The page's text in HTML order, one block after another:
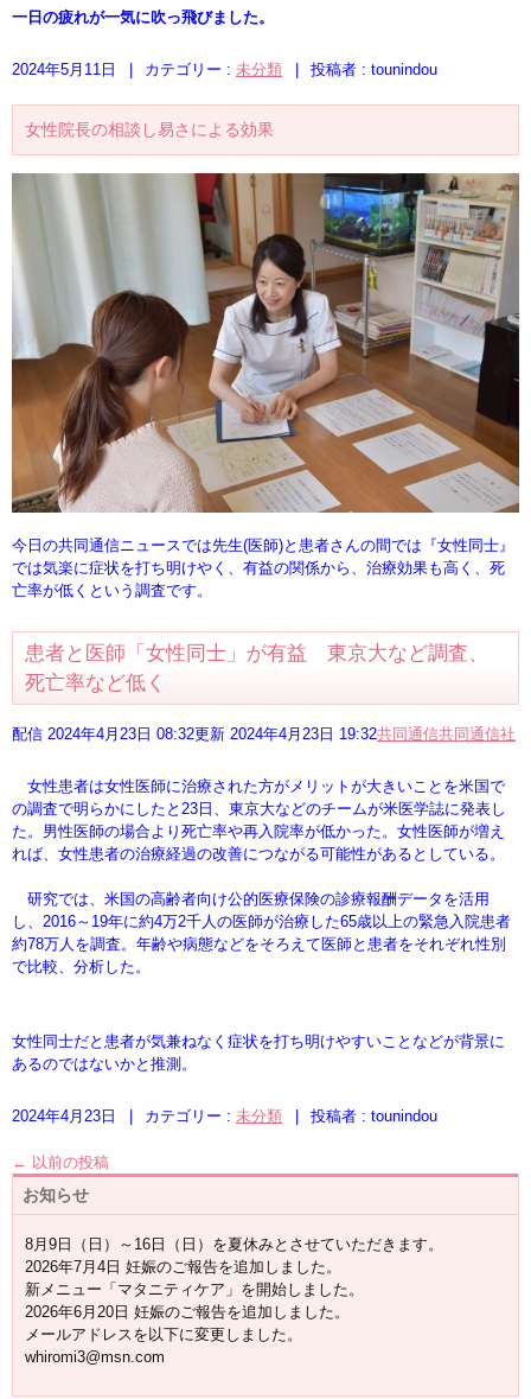
一日の疲れが一気に吹っ飛びました。
2024年5月11日 カテゴリー : 未分類 投稿者 : tounindou
女性院長の相談し易さによる効果
今日の共同通信ニュースでは先生(医師)と患者さんの間では『女性同士』
では気楽に症状を打ち明けやく、有益の関係から、治療効果も高く、死
亡率が低くという調査です。
患者と医師「女性同士」が有益 東京大など調査、
死亡率など低く
配信 2024年4月23日 08:32更新 2024年4月23日 19:32共同通信共同通信社
女性患者は女性医師に治療された方がメリットが大きいことを米国で
の調査で明らかにしたと23日、東京大などのチームが米医学誌に発表し
た。男性医師の場合より死亡率や再入院率が低かった。女性医師が増え
れば、女性患者の治療経過の改善につながる可能性があるとしている。
研究では、米国の高齢者向け公的医療保険の診療報酬データを活用
し、2016～19年に約4万2千人の医師が治療した65歳以上の緊急入院患者
約78万人を調査。年齢や病態などをそろえて医師と患者をそれぞれ性別
で比較、分析した。
女性同士だと患者が気兼ねなく症状を打ち明けやすいことなどが背景に
あるのではないかと推測。
2024年4月23日 | カテゴリー : 未分類 | 投稿者 : tounindou
← 以前の投稿
お知らせ
8月9日（日）～16日（日）を夏休みとさせていただきます。
2026年7月4日 妊娠のご報告を追加しました。
新メニュー「マタニティケア」を開始しました。
2026年6月20日 妊娠のご報告を追加しました。
メールアドレスを以下に変更しました。
whiromi3@msn.com